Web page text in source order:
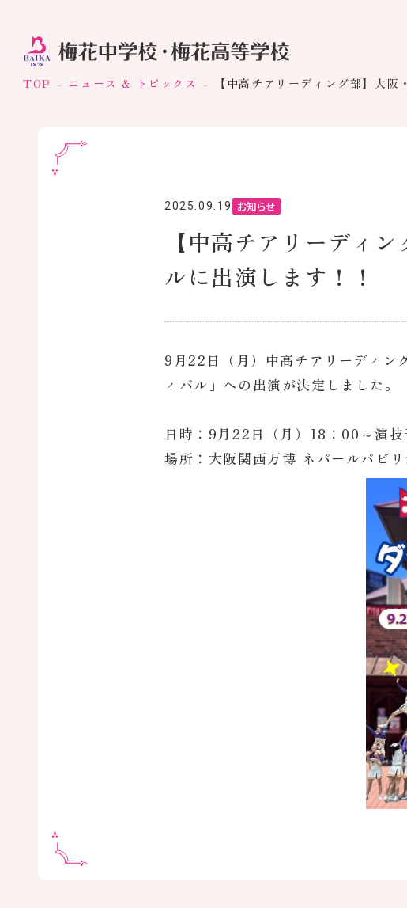
TOP ニュース & トピックス 【中高チアリーディング部】大
2025.09.19 お知らせ
【中高チアリーディ
ルに出演します！！
9月22日（月）中高チアリーディン
ィバル」への出演が決定しました。
日時：9月22日（月）18：00～演技
場所：大阪関西万博 ネパールパビリ